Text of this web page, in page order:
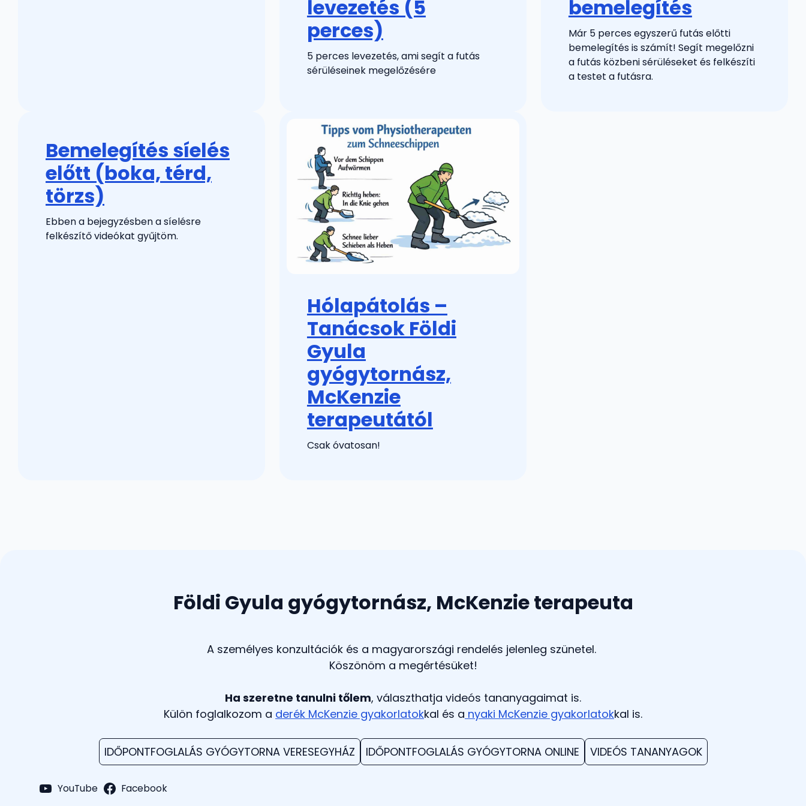
levezetés (5
perces)
5 perces levezetés, ami segít a futás
sérüléseinek megelőzésére
bemelegítés
Már 5 perces egyszerű futás előtti
bemelegítés is számít! Segít megelőzni
a futás közbeni sérüléseket és felkészíti
a testet a futásra.
Bemelegítés síelés
előtt (boka, térd,
törzs)
Ebben a bejegyzésben a síelésre
felkészítő videókat gyűjtöm.
Hólapátolás –
Tanácsok Földi
Gyula
gyógytornász,
McKenzie
terapeutától
Csak óvatosan!
Földi Gyula gyógytornász, McKenzie terapeuta
A személyes konzultációk és a magyarországi rendelés jelenleg szünetel.
Köszönöm a megértésüket!
Ha szeretne tanulni tőlem, választhatja videós tananyagaimat is.
Külön foglalkozom a derék McKenzie gyakorlatokkal és a nyaki McKenzie gyakorlatokkal is.
IDŐPONTFOGLALÁS GYÓGYTORNA VERESEGYHÁZ IDŐPONTFOGLALÁS GYÓGYTORNA ONLINE VIDEÓS TANANYAGOK
YouTube Facebook